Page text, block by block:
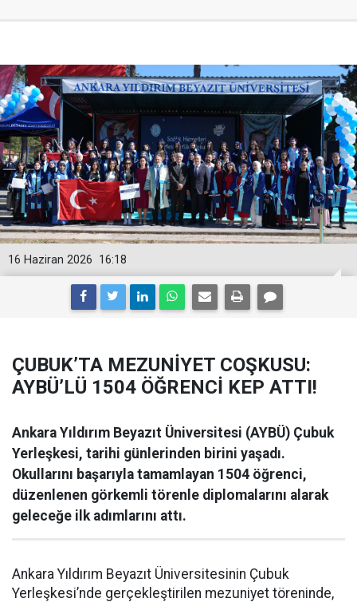
16:18
16 Haziran 2026
ÇUBUK’TA MEZUNİYET COŞKUSU:
AYBÜ’LÜ 1504 ÖĞRENCİ KEP ATTI!
Ankara Yıldırım Beyazıt Üniversitesi (AYBÜ) Çubuk
Yerleşkesi, tarihi günlerinden birini yaşadı.
Okullarını başarıyla tamamlayan 1504 öğrenci,
düzenlenen görkemli törenle diplomalarını alarak
geleceğe ilk adımlarını attı.
Ankara Yıldırım Beyazıt Üniversitesinin Çubuk
Yerleşkesi’nde gerçekleştirilen mezuniyet töreninde,